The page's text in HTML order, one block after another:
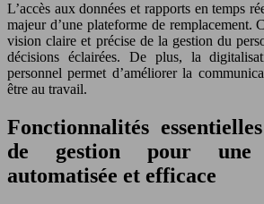
L’accès aux données et rapports en temps
majeur d’une plateforme de remplacement.
vision claire et précise de la gestion du
décisions éclairées. De plus, la
personnel permet d’améliorer la
être au travail.
Fonctionnalités
de gestion pour une
automatisée et efficace